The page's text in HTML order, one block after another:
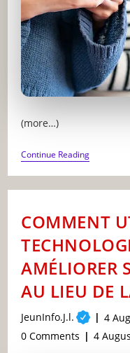
(more…)
Continue Reading
:
VOUS
PAS
ARRÊTER
DE
DÉFILER
LES
COMMENT
AMÉLIORER
AU LIEU DE
Post
author:
JeunInfo.J.l.
Post
4
Post
0 Comments
Post
4